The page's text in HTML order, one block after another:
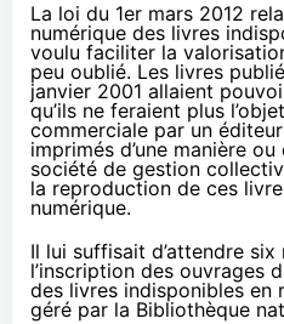
La loi du 1er mars 2012
numérique des livres
voulu faciliter la
peu oublié. Les livres
janvier 2001 allaient
qu’ils ne feraient plus
commerciale par un
imprimés d’une manière ou
société de gestion
la reproduction de ces
numérique.
Il lui suffisait d’attendre
l’inscription des ouvrages
des livres indisponibles en
géré par la Bibliothèque